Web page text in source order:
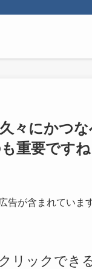
々にかつ
重要ですね
が含まれています
クリックでき